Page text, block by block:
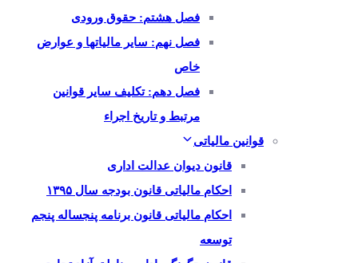
فصل هشتم: حقوق ورودی
فصل نهم: سایر مالیاتها و عوارض
خاص
فصل دهم: تکلیف سایر قوانین
مرتبط و تاریخ اجراء
قوانین مالیاتی
قانون دیوان عدالت اداری
احکام مالیاتی قانون بودجه سال ۱۳۹۵
احکام مالیاتی قانون برنامه پنجساله پنجم
توسعه